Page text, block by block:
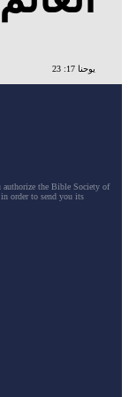
يوحنا 17: 23
the Bible Society of
in order to send you its